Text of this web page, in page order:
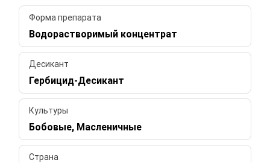
Форма препарата
Водорастворимый концентрат
Десикант
Гербицид-Десикант
Культуры
Бобовые, Масленичные
Страна